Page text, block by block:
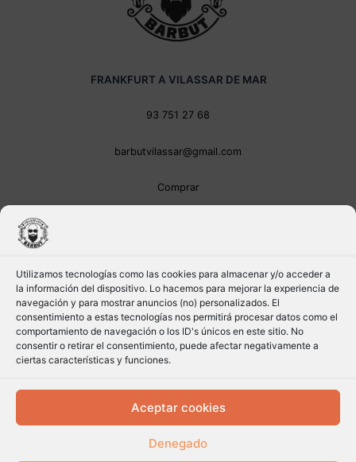
Utilizamos tecnologías como las cookies para almacenar y/o acceder a
la información del dispositivo. Lo hacemos para mejorar la experiencia de
navegación y para mostrar anuncios (no) personalizados. El
consentimiento a estas tecnologías nos permitirá procesar datos como el
comportamiento de navegación o los ID's únicos en este sitio. No
consentir o retirar el consentimiento, puede afectar negativamente a
ciertas características y funciones.
Aceptar cookies
Denegado
FRANKFURT A VILASSAR DE MAR
93 751 27 68
barbutvilassar@gmail.com
Comprar